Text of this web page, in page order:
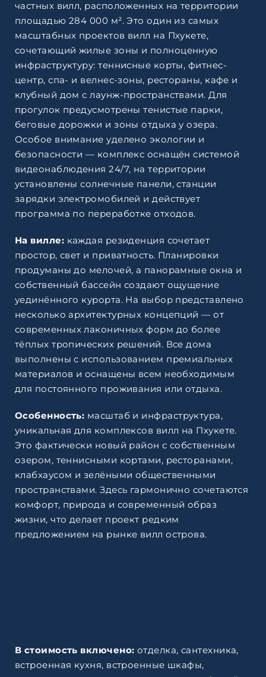
частных вилл, расположенных на территории
площадью 284 000 м². Это один из самых
масштабных проектов вилл на Пхукете,
сочетающий жилые зоны и полноценную
инфраструктуру: теннисные корты, фитнес-
центр, спа- и велнес-зоны, рестораны, кафе и
клубный дом с лаунж-пространствами. Для
прогулок предусмотрены тенистые парки,
беговые дорожки и зоны отдыха у озера.
Особое внимание уделено экологии и
безопасности — комплекс оснащён системой
видеонаблюдения 24/7, на территории
установлены солнечные панели, станции
зарядки электромобилей и действует
программа по переработке отходов.
На вилле: каждая резиденция сочетает
простор, свет и приватность. Планировки
продуманы до мелочей, а панорамные окна и
собственный бассейн создают ощущение
уединённого курорта. На выбор представлено
несколько архитектурных концепций — от
современных лаконичных форм до более
тёплых тропических решений. Все дома
выполнены с использованием премиальных
материалов и оснащены всем необходимым
для постоянного проживания или отдыха.
Особенность: масштаб и инфраструктура,
уникальная для комплексов вилл на Пхукете.
Это фактически новый район с собственным
озером, теннисными кортами, ресторанами,
клабхаусом и зелёными общественными
пространствами. Здесь гармонично сочетаются
комфорт, природа и современный образ
жизни, что делает проект редким
предложением на рынке вилл острова.
В стоимость включено: отделка, сантехника,
встроенная кухня, встроенные шкафы,